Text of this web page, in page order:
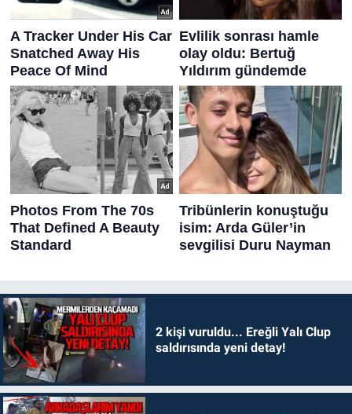
2 kişi vuruldu... Ereğli Yalı Clup
saldırısında yeni detay!